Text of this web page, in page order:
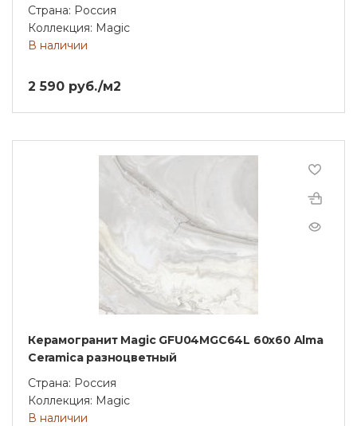
Страна: Россия
Коллекция: Magic
В наличии
2 590 руб./м2
Керамогранит Magic GFU04MGC64L 60x60 Alma
Ceramica разноцветный
Страна: Россия
Коллекция: Magic
В наличии